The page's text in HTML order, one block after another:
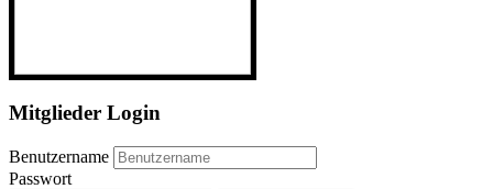
Mitglieder Login
Benutzername
Passwort